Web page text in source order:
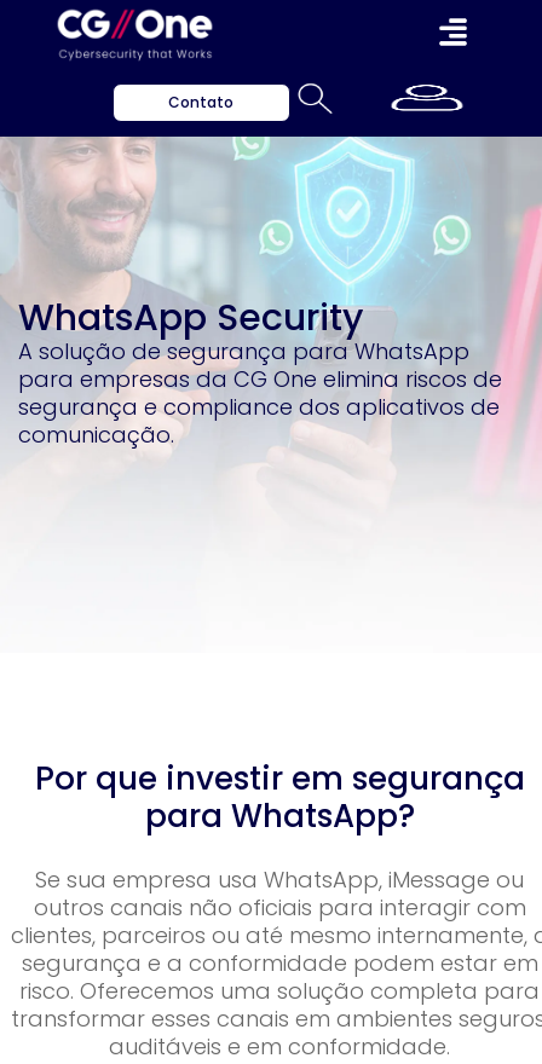
Contato
WhatsApp Security
A solução de segurança para WhatsApp
para empresas da CG One elimina riscos de
segurança e compliance dos aplicativos de
comunicação.
Por que investir em segurança
para WhatsApp?
Se sua empresa usa WhatsApp, iMessage ou
outros canais não oficiais para interagir com
clientes, parceiros ou até mesmo internamente,
segurança e a conformidade podem estar em
risco. Oferecemos uma solução completa para
transformar esses canais em ambientes
auditáveis e em conformidade.